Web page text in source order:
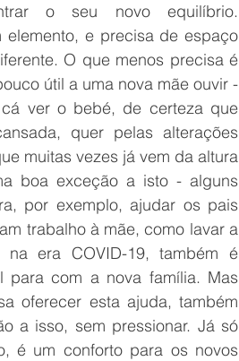
o seu novo equilíbrio.
elemento, e precisa de espaço
O que menos precisa é
útil a uma nova mãe ouvir -
ver o bebé, de certeza que
quer pelas alterações
muitas vezes já vem da altura
boa exceção a isto - alguns
por exemplo, ajudar os pais
trabalho à mãe, como lavar a
era COVID-19, também é
para com a nova família. Mas
oferecer esta ajuda, também
a isso, sem pressionar. Já só
é um conforto para os novos